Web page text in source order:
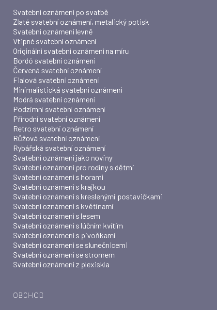
Svatební oznámení po svatbě
Zlaté svatební oznámení, metalický potisk
Svatební oznámení levně
Vtipné svatební oznámení
Originální svatební oznámení na míru
Bordó svatební oznámení
Červená svatební oznámení
Fialová svatební oznámení
Minimalistická svatební oznámení
Modrá svatební oznámení
Podzimní svatební oznámení
Přírodní svatební oznámení
Retro svatební oznámení
Růžová svatební oznámení
Rybářská svatební oznámení
Svatební oznámení jako noviny
Svatební oznámení pro rodiny s dětmi
Svatební oznámení s horami
Svatební oznámení s krajkou
Svatební oznámení s kreslenými postavičkami
Svatební oznámení s květinami
Svatební oznámení s lesem
Svatební oznámení s lúčním kvítím
Svatební oznámení s pivoňkami
Svatební oznámení se slunečnicemi
Svatební oznámení se stromem
Svatební oznámení z plexiskla
OBCHOD